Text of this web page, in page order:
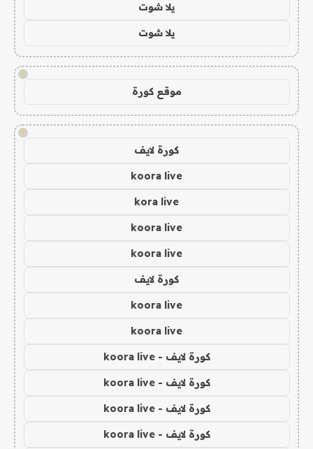
يلا شوت
يلا شوت
!
موقع كورة
!
كورة لايف
koora live
kora live
koora live
koora live
كورة لايف
koora live
koora live
كورة لايف - koora live
كورة لايف - koora live
كورة لايف - koora live
كورة لايف - koora live